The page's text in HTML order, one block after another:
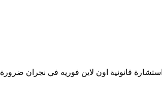
قانونية اون لاين فوريه في نجران ضرورة